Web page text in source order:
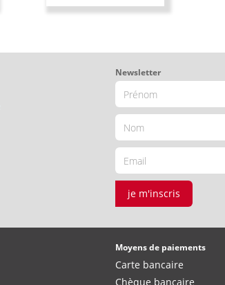
Newsletter
je m'inscris
Moyens de paiements
Carte bancaire
Chèque bancaire